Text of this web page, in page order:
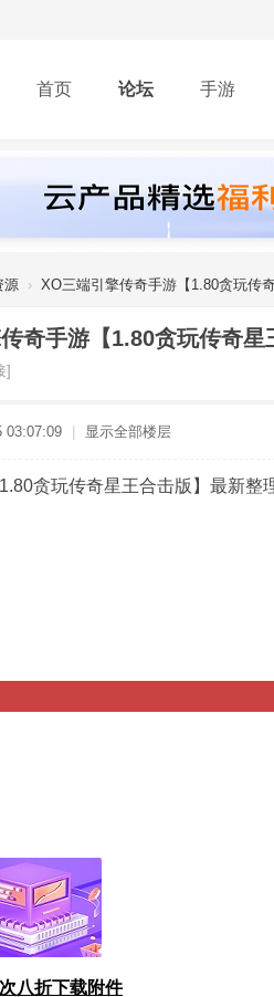
首页 论坛 手游
源 › XO三端引擎传奇手游【1.80贪玩传
奇手游【1.80贪玩传奇
]
03:07:09 显示全部楼层
贪玩传奇星王合击版】最新
八折下载附件